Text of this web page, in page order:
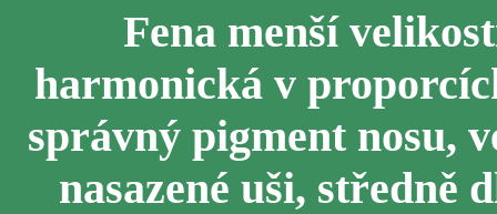
Fena menší
harmonická v
správný pigment nosu,
nasazené uši,